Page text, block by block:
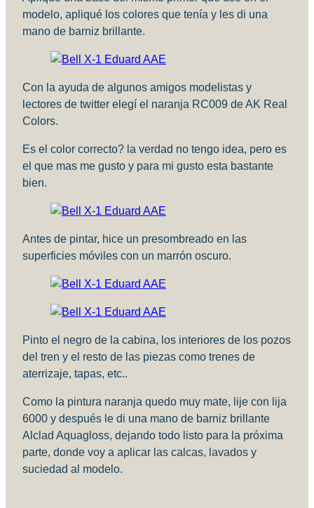
modelo, apliqué los colores que tenía y les di una
mano de barniz brillante.
Con la ayuda de algunos amigos modelistas y
lectores de twitter elegí el naranja RC009 de AK Real
Colors.
Es el color correcto? la verdad no tengo idea, pero es
el que mas me gusto y para mi gusto esta bastante
bien.
Antes de pintar, hice un presombreado en las
superficies móviles con un marrón oscuro.
Pinto el negro de la cabina, los interiores de los pozos
del tren y el resto de las piezas como trenes de
aterrizaje, tapas, etc..
Como la pintura naranja quedo muy mate, lije con lija
6000 y después le di una mano de barniz brillante
Alclad Aquagloss, dejando todo listo para la próxima
parte, donde voy a aplicar las calcas, lavados y
suciedad al modelo.